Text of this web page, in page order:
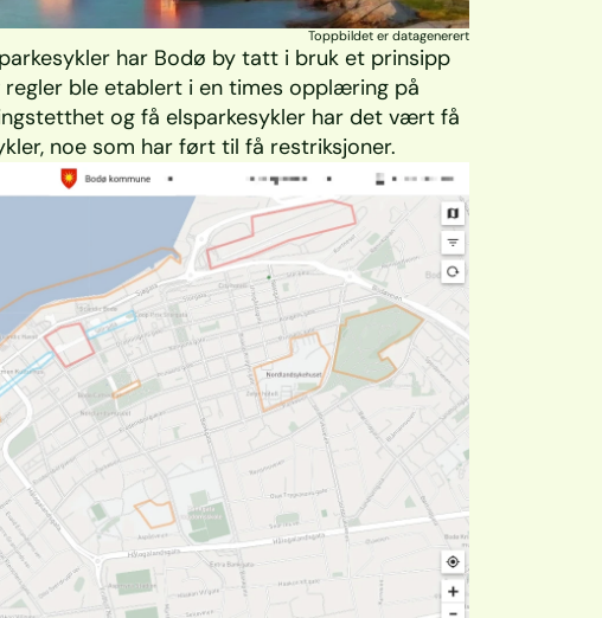
Toppbildet er datagenerert
har Bodø by tatt i bruk et prinsipp
ble etablert i en times opplæring på
og få elsparkesykler har det vært få
noe som har ført til få restriksjoner.